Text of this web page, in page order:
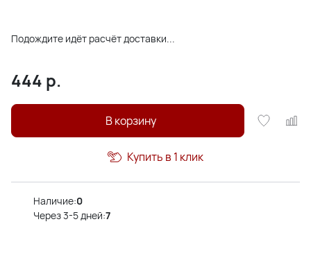
Подождите идёт расчёт доставки...
444 р.
В корзину
Купить в 1 клик
Наличие:0
Через 3-5 дней:7